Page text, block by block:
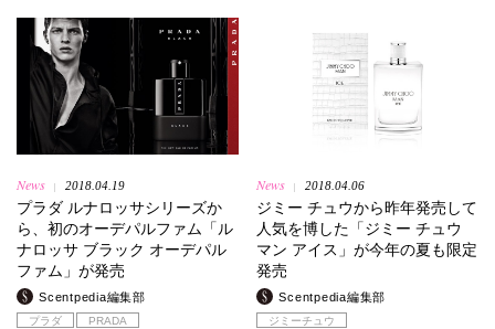
News 2018.04.19
プラダ ルナロッサシリーズか
ら、初のオーデパルファム「ル
ナロッサ ブラック オーデパル
ファム」が発売
Scentpedia編集部
プラダ
PRADA
News 2018.04.06
ジミー チュウから昨年発売して
人気を博した「ジミー チュウ
マン アイス」が今年の夏も限定
発売
Scentpedia編集部
ジミーチュウ